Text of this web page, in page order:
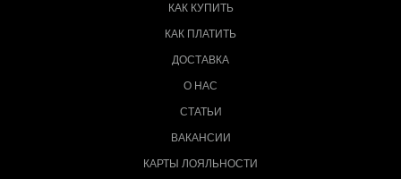
КАК КУПИТЬ
КАК ПЛАТИТЬ
ДОСТАВКА
О НАС
СТАТЬИ
ВАКАНСИИ
КАРТЫ ЛОЯЛЬНОСТИ